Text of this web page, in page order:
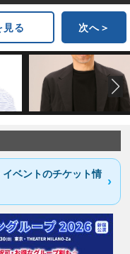
見る 次へ＞
イベントのチケット情